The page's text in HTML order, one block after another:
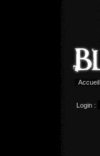
Accueil
Login :